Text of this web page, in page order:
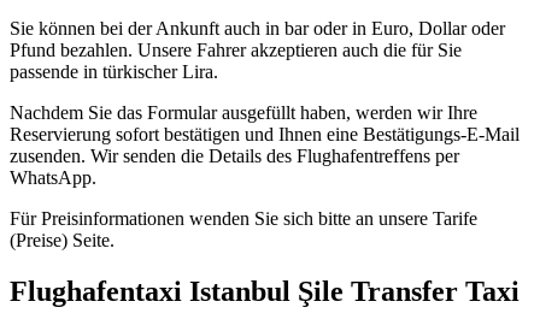
Sie können bei der Ankunft auch in bar oder in Euro, Dollar oder
Pfund bezahlen. Unsere Fahrer akzeptieren auch die für Sie
passende in türkischer Lira.
Nachdem Sie das Formular ausgefüllt haben, werden wir Ihre
Reservierung sofort bestätigen und Ihnen eine Bestätigungs-E-Mail
zusenden. Wir senden die Details des Flughafentreffens per
WhatsApp.
Für Preisinformationen wenden Sie sich bitte an unsere Tarife
(Preise) Seite.
Flughafentaxi Istanbul Şile Transfer Taxi